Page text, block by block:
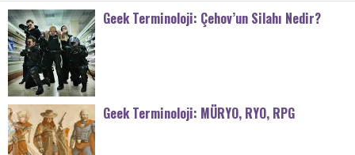
Geek Terminoloji: Çehov’un Silahı Nedir?
Geek Terminoloji: MÜRYO, RYO, RPG